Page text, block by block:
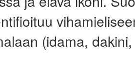
(idama,